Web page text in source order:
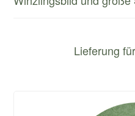
Lieferung